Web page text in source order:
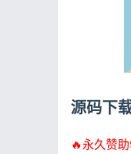
源码下
🔥永久赞